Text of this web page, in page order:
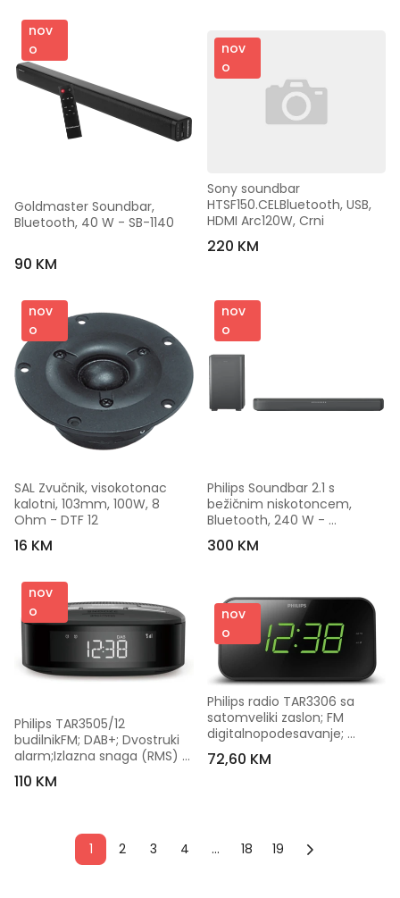
nov
o
Goldmaster Soundbar,
Bluetooth, 40 W - SB-1140
90 KM
nov
o
Sony soundbar
HTSF150.CELBluetooth, USB,
HDMI Arc120W, Crni
220 KM
nov
o
SAL Zvučnik, visokotonac
kalotni, 103mm, 100W, 8
Ohm - DTF 12
16 KM
nov
o
Philips Soundbar 2.1 s
bežičnim niskotoncem,
Bluetooth, 240 W -
TAB5309/10
300 KM
nov
o
Philips TAR3505/12
budilnikFM; DAB+; Dvostruki
alarm;Izlazna snaga (RMS)
1W;
110 KM
nov
o
Philips radio TAR3306 sa
satomveliki zaslon; FM
digitalnopodesavanje;
dvostruki alarm
72,60 KM
1 2 3 4 ... 18 19